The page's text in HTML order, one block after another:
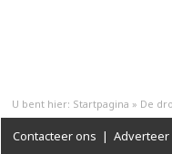
U bent hier: Startpagina » De
Contacteer ons | Adverteer